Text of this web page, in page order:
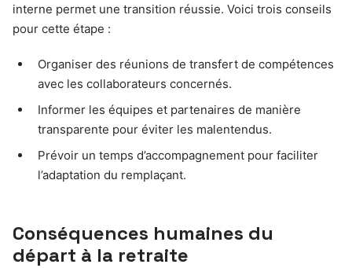
interne permet une transition réussie. Voici trois conseils
pour cette étape :
Organiser des réunions de transfert de compétences
avec les collaborateurs concernés.
Informer les équipes et partenaires de manière
transparente pour éviter les malentendus.
Prévoir un temps d’accompagnement pour faciliter
l’adaptation du remplaçant.
Conséquences humaines du
départ à la retraite